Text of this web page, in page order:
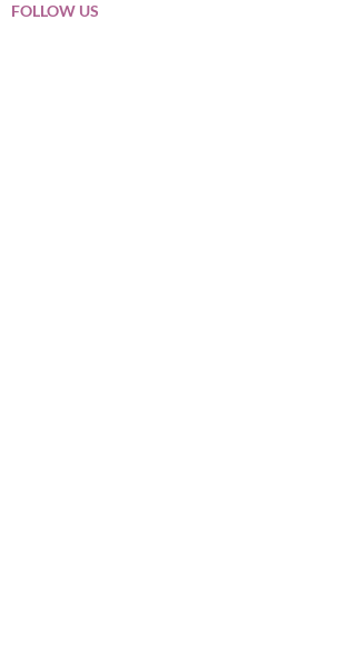
FOLLOW US